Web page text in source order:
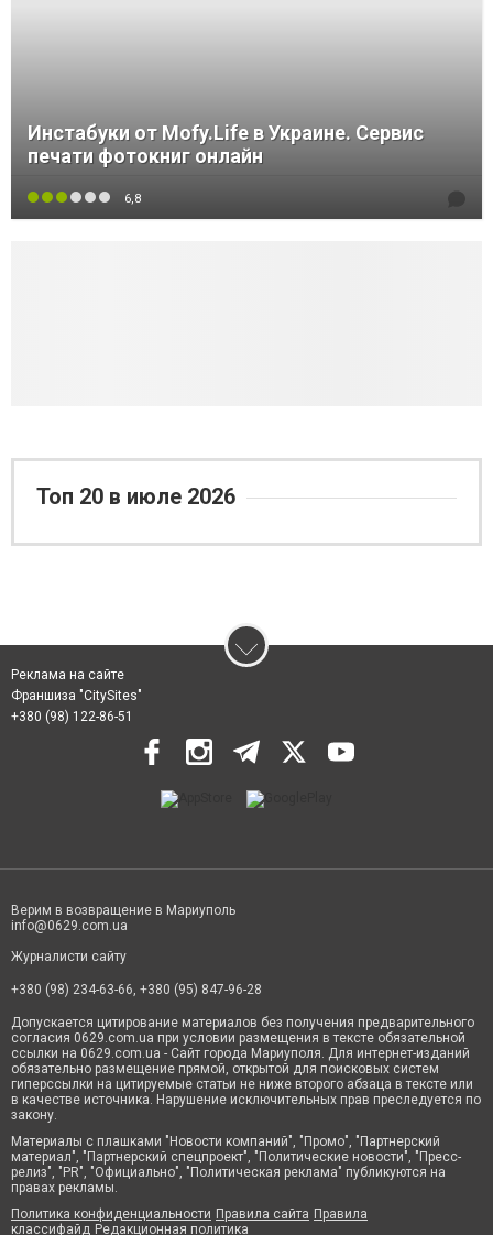
Инстабуки от Mofy.Life в Украине. Сервис
печати фотокниг онлайн
6,8
Топ 20 в июле 2026
Реклама на сайте
Франшиза "CitySites"
+380 (98) 122-86-51
Верим в возвращение в Мариуполь
info@0629.com.ua
Журналисти сайту
+380 (98) 234-63-66, +380 (95) 847-96-28
Допускается цитирование материалов без получения предварительного
согласия 0629.com.ua при условии размещения в тексте обязательной
ссылки на 0629.com.ua - Сайт города Мариуполя. Для интернет-изданий
обязательно размещение прямой, открытой для поисковых систем
гиперссылки на цитируемые статьи не ниже второго абзаца в тексте или
в качестве источника. Нарушение исключительных прав преследуется по
закону.
Материалы с плашками "Новости компаний", "Промо", "Партнерский
материал", "Партнерский спецпроект", "Политические новости", "Пресс-
релиз", "PR", "Официально", "Политическая реклама" публикуются на
правах рекламы.
Политика конфиденциальности Правила сайта Правила
классифайд Редакционная политика